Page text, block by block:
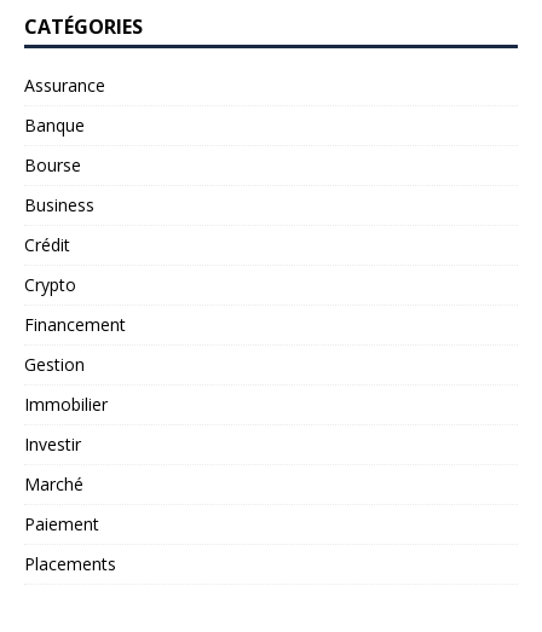
CATÉGORIES
Assurance
Banque
Bourse
Business
Crédit
Crypto
Financement
Gestion
Immobilier
Investir
Marché
Paiement
Placements